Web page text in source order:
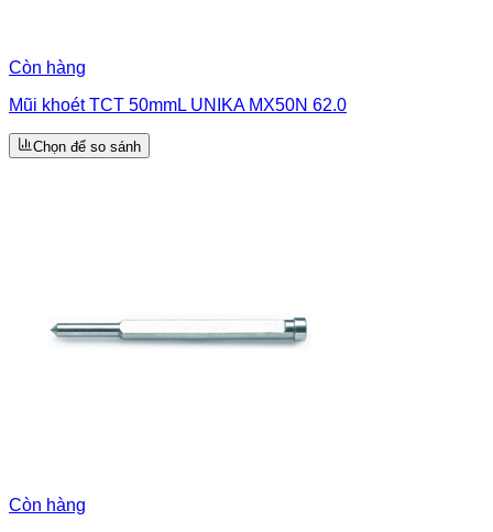
Còn hàng
Mũi khoét TCT 50mmL UNIKA MX50N 62.0
Chọn để so sánh
Còn hàng